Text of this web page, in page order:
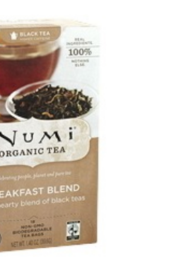
5.75$
à
34.50$